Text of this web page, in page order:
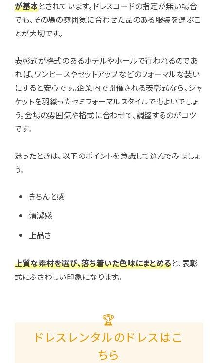
が基本とされています。ドレスコードの指定が無い場合
でも、その場の雰囲気に合わせた品のある服装を選ぶこ
とが大切です。
表彰式が格式のあるホテルやホールで行われるのであ
れば、ワンピースやセットアップなどのフォーマルな装い
にすると安心です。企業内で開催される表彰式なら、ジャ
ケットを羽織ったセミフォーマルスタイルでもよいでしょ
う。会場の雰囲気や格式に合わせて、調整するのがコツ
です。
迷ったときは、以下のポイントを意識して選んでみましょ
う。
きちんと感
清潔感
上品さ
上質な素材を選び、落ち着いた色味にまとめると、表彰
式にふさわしい印象になります。
🏆
ドレスレンタルのドレスはこ
ちら